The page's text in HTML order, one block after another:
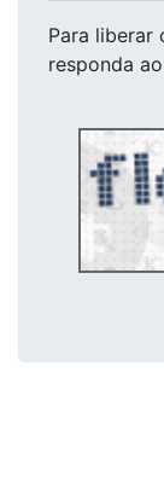
Para liberar
responda